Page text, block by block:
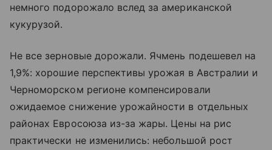
немного подорожало вслед за американской
кукурузой.
Не все зерновые дорожали. Ячмень подешевел на
1,9%: хорошие перспективы урожая в Австралии и
Черноморском регионе компенсировали
ожидаемое снижение урожайности в отдельных
районах Евросоюза из-за жары. Цены на рис
практически не изменились: небольшой рост